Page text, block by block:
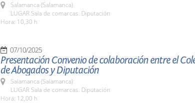
Salamanca (Salamanca)
LUGAR Sala de comarcas. Diputación
Hora: 10,30 h
07/10/2025
Presentación Convenio de colaboración entre el
de Abogados y Diputación
Salamanca (Salamanca)
LUGAR Sala de comarcas. Diputación
Hora: 12,00 h